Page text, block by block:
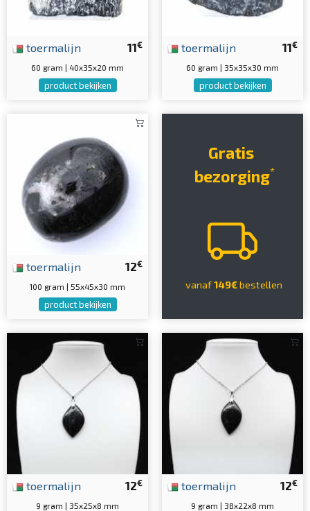
11€
toermalijn
60 gram | 40x35x20 mm
product bekijken
11€
toermalijn
60 gram | 35x35x30 mm
product bekijken
12€
toermalijn
100 gram | 55x45x30 mm
product bekijken
Gratis
bezorging*
vanaf149€bestellen
12€
toermalijn
9 gram | 35x25x8 mm
12€
toermalijn
9 gram | 38x22x8 mm